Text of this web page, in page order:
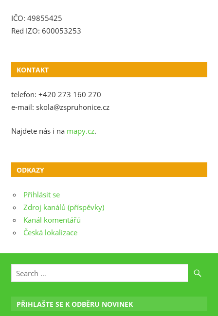
IČO: 49855425
Red IZO: 600053253
KONTAKT
telefon: +420 273 160 270
e-mail: skola@zspruhonice.cz
Najdete nás i na mapy.cz.
ODKAZY
Přihlásit se
Zdroj kanálů (příspěvky)
Kanál komentářů
Česká lokalizace
PŘIHLAŠTE SE K ODBĚRU NOVINEK